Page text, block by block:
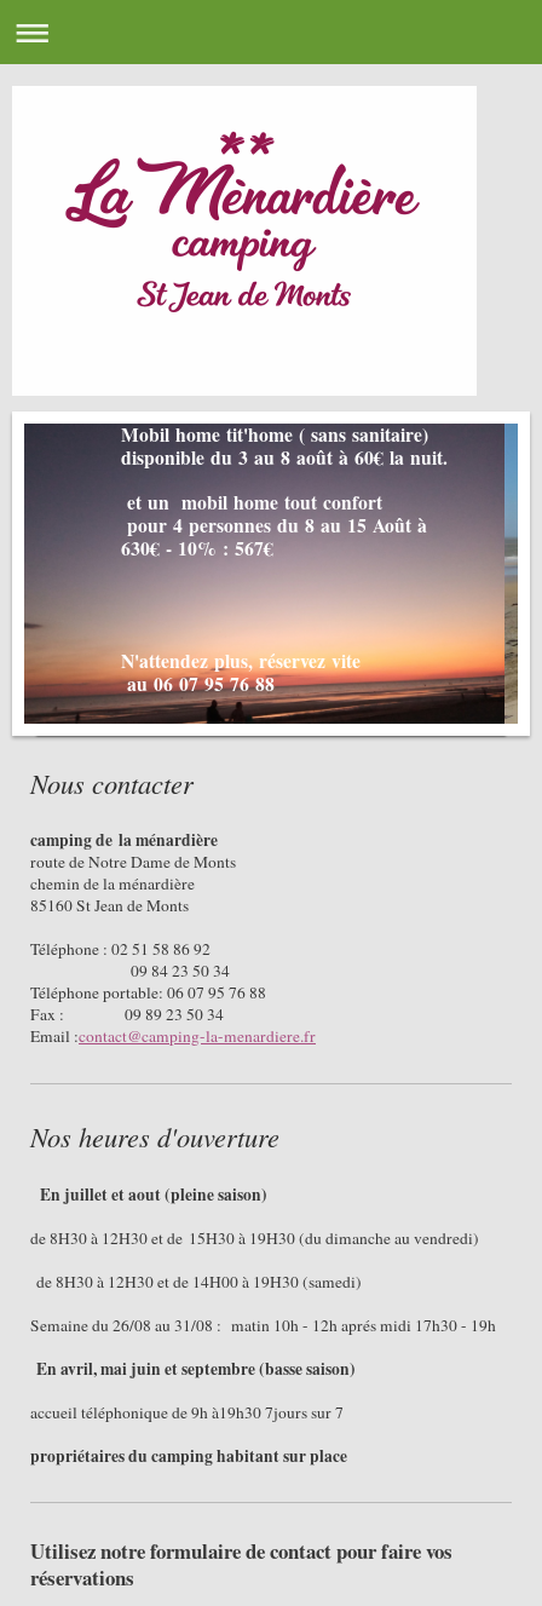
Mobil home tit'home ( sans sanitaire)
disponible du 3 au 8 août à 60€ la nuit.
et un mobil home tout confort
pour 4 personnes du 8 au 15 Août à
630€ - 10% : 567€
N'attendez plus, réservez vite
au 06 07 95 76 88
Nous contacter
camping de la ménardière
route de Notre Dame de Monts
chemin de la ménardière
85160 St Jean de Monts
Téléphone : 02 51 58 86 92
09 84 23 50 34
Téléphone portable: 06 07 95 76 88
Fax : 09 89 23 50 34
Email :contact@camping-la-menardiere.fr
Nos heures d'ouverture
En juillet et aout (pleine saison)
de 8H30 à 12H30 et de 15H30 à 19H30 (du dimanche au vendredi)
de 8H30 à 12H30 et de 14H00 à 19H30 (samedi)
Semaine du 26/08 au 31/08 : matin 10h - 12h aprés midi 17h30 - 19h
En avril, mai juin et septembre (basse saison)
accueil téléphonique de 9h à19h30 7jours sur 7
propriétaires du camping habitant sur place
Utilisez notre formulaire de contact pour faire vos
réservations